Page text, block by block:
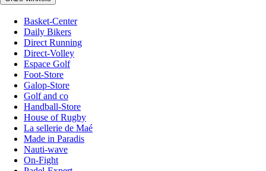
Basket-Center
Daily Bikers
Direct Running
Direct-Volley
Espace Golf
Foot-Store
Galop-Store
Golf and co
Handball-Store
House of Rugby
La sellerie de Maé
Made in Paradis
Nauti-wave
On-Fight